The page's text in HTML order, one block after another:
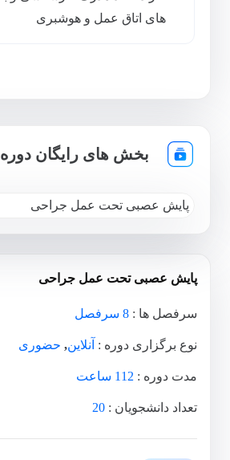
پایش عصبی تحت عمل جراحی
سرفصل ها : 8 سرفصل
نوع برگزاری دوره : آنلاین, حضوری
مدت دوره : 112 ساعت
تعداد دانشجویان : 20
های اتاق عمل و هوشبری
بخش های رایگان دوره
پایش عصبی تحت عمل جراحی